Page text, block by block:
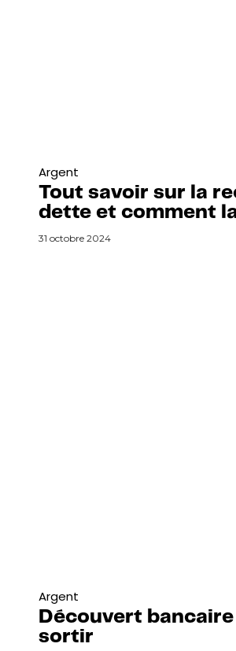
Argent
Tout savoir sur la
dette et comment
31 octobre 2024
Argent
Découvert
sortir